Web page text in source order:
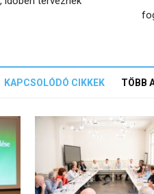
KAPCSOLÓDÓ CIKKEK TÖBB